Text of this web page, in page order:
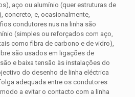
aço ou alumínio (quer estruturas de
concreto, e, ocasionalmente,
condutores nus na linha são
(simples ou reforçados com aço,
como fibra de carbono e de vidro),
são usados ​​em ligações de
e baixa tensão às instalações do
do desenho de linha eléctrica
adequada entre os condutores
a evitar o contacto com a linha